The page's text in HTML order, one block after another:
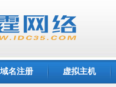
域名注册 虚拟主机